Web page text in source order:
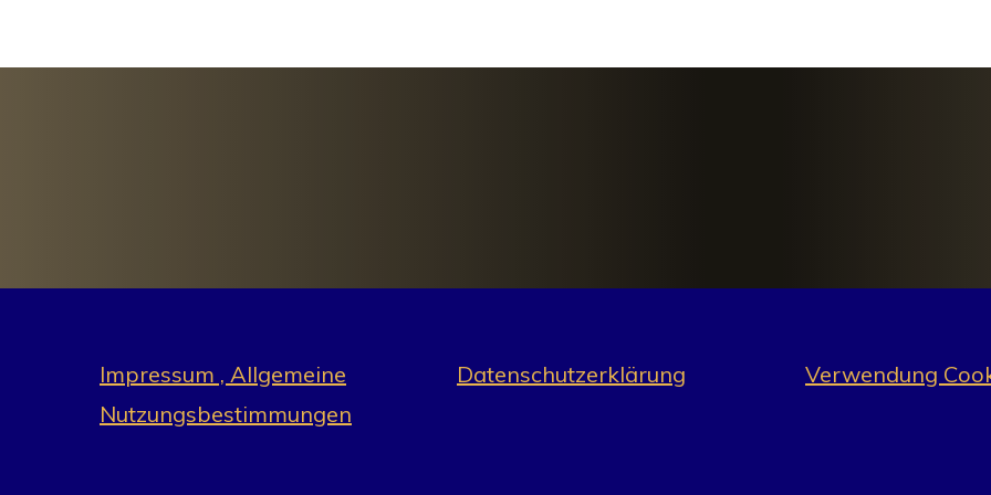
Impressum , Allgemeine
Nutzungsbestimmungen
Datenschutzerklärung Verwendung